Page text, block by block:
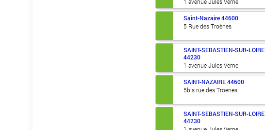
Saint-Nazaire 44600
5 Rue des Troènes
SAINT-SEBASTIEN-SUR-LOIRE
44230
1 avenue Jules Verne
SAINT-NAZAIRE 44600
5bis rue des Troenes
SAINT-SEBASTIEN-SUR-LOIRE
44230